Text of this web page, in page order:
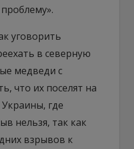
уговорить
в северную
медведи с
что их поселят на
где
нельзя, так как
взрывов к